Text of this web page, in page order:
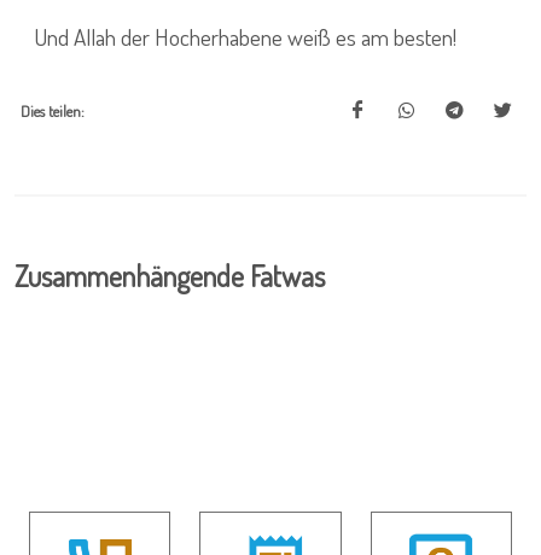
Und Allah der Hocherhabene weiß es am besten!
Dies teilen:
Zusammenhängende Fatwas